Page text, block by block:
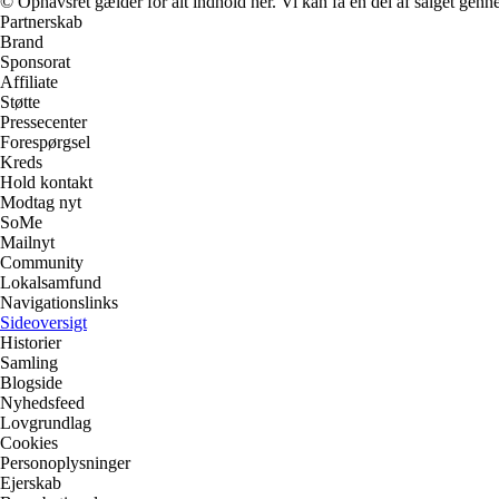
Partnerskab
Brand
Sponsorat
Affiliate
Støtte
Pressecenter
Forespørgsel
Kreds
Hold kontakt
Modtag nyt
SoMe
Mailnyt
Community
Lokalsamfund
Navigationslinks
Sideoversigt
Historier
Samling
Blogside
Nyhedsfeed
Lovgrundlag
Cookies
Personoplysninger
Ejerskab